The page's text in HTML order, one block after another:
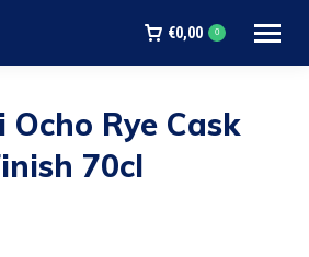
€0,00 0
Ocho Rye Cask
70cl